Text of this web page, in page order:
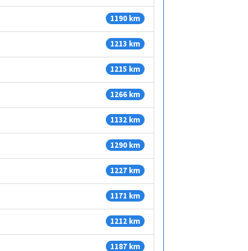
1190 km
1213 km
1215 km
1266 km
1132 km
1290 km
1227 km
1171 km
1212 km
1187 km